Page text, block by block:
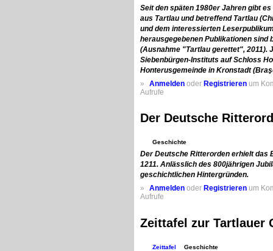
Seit den späten 1980er Jahren gibt
aus Tartlau und betreffend Tartlau
und dem interessierten
herausgegebenen Publikationen
(Ausnahme "Tartlau gerettet", 2011).
Siebenbürgen-Instituts auf Schloss
Honterusgemeinde in Kronstadt
»
Anmelden oder Registrieren um
Aufrufe
Der Deutsche
Geschichte
Der Deutsche Ritterorden erhielt das
1211. Anlässlich des 800jährigen
geschichtlichen Hintergründen.
»
Anmelden oder Registrieren um
Aufrufe
Zeittafel zur Tartlauer
Zeittafel Geschichte